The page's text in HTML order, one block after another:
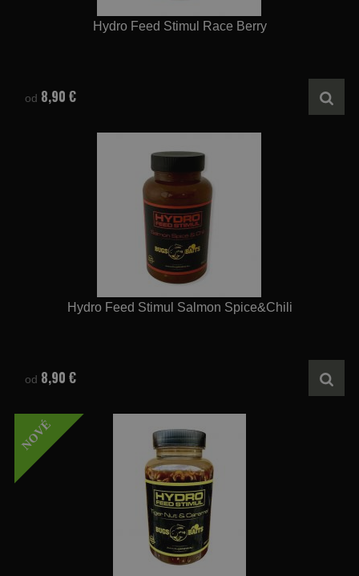
Hydro Feed Stimul Race Berry
od 8,90 €
Hydro Feed Stimul Salmon Spice&Chili
od 8,90 €
NOVÉ